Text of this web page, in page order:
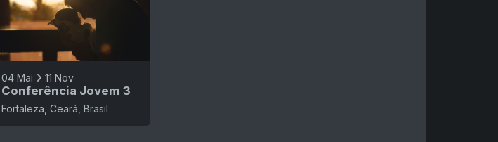
04 Mai 11 Nov
Conferência Jovem 3
Fortaleza, Ceará, Brasil